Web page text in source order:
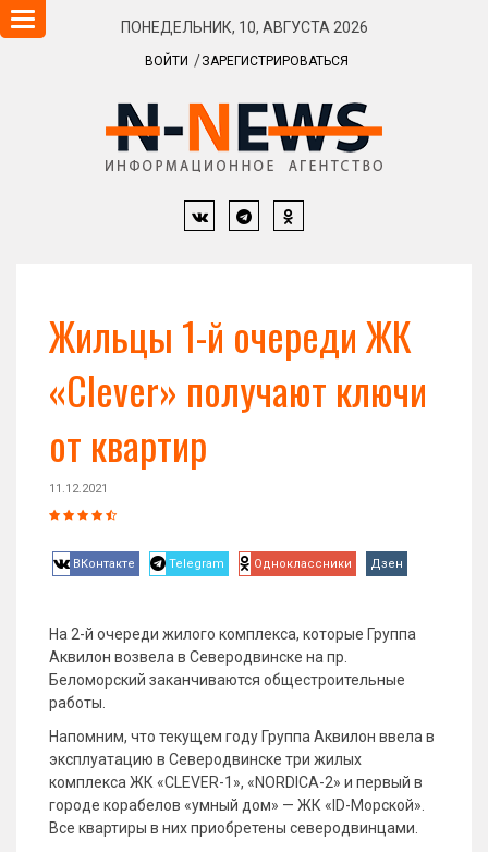
ПОНЕДЕЛЬНИК, 10, АВГУСТА 2026
ВОЙТИ ЗАРЕГИСТРИРОВАТЬСЯ
Навигация
Жильцы 1-й очереди ЖК
«Clever» получают ключи
от квартир
11.12.2021
ВКонтакте Telegram Одноклассники Дзен
На 2-й очереди жилого комплекса, которые Группа
Аквилон возвела в Северодвинске на пр.
Беломорский заканчиваются общестроительные
работы.
Напомним, что текущем году Группа Аквилон ввела в
эксплуатацию в Северодвинске три жилых
комплекса ЖК «CLEVER-1», «NORDICA-2» и первый в
городе корабелов «умный дом» — ЖК «ID-Морской».
Все квартиры в них приобретены северодвинцами.